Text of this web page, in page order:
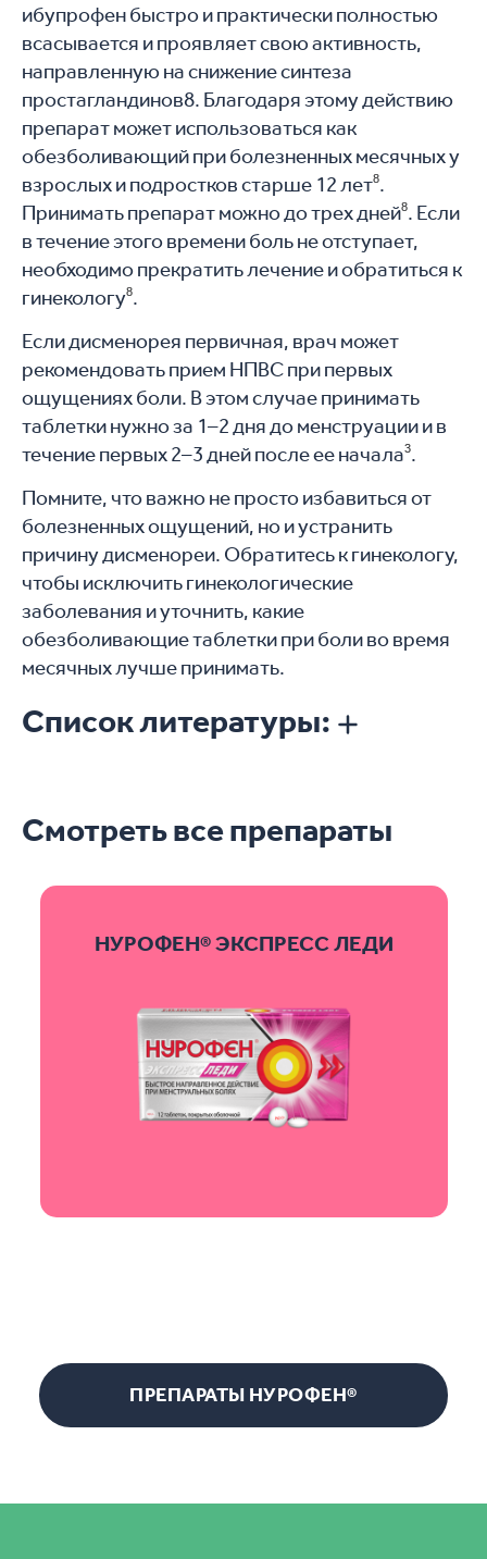
ибупрофен быстро и практически полностью
всасывается и проявляет свою активность,
направленную на снижение синтеза
простагландинов8. Благодаря этому действию
препарат может использоваться как
обезболивающий при болезненных месячных у
взрослых и подростков старше 12 лет8.
Принимать препарат можно до трех дней8. Если
в течение этого времени боль не отступает,
необходимо прекратить лечение и обратиться к
гинекологу8.
Если дисменорея первичная, врач может
рекомендовать прием НПВС при первых
ощущениях боли. В этом случае принимать
таблетки нужно за 1–2 дня до менструации и в
течение первых 2–3 дней после ее начала3.
Помните, что важно не просто избавиться от
болезненных ощущений, но и устранить
причину дисменореи. Обратитесь к гинекологу,
чтобы исключить гинекологические
заболевания и уточнить, какие
обезболивающие таблетки при боли во время
месячных лучше принимать.
Список литературы:
Смотреть все препараты
НУРОФЕН® ЭКСПРЕСС ЛЕДИ
ПРЕПАРАТЫ НУРОФЕН®